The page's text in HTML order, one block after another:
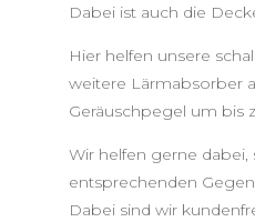
Dabei ist auch die
Hier helfen unsere
weitere Lärmabsorber
Geräuschpegel um bis
Wir helfen gerne
entsprechenden
Dabei sind wir